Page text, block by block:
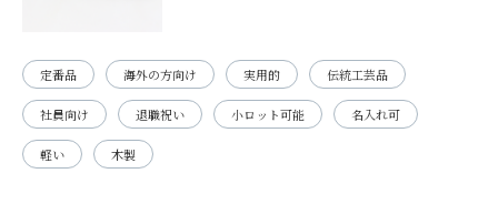
定番品 海外の方向け 実用的 伝統工芸品
社員向け 退職祝い 小ロット可能 名入れ可
軽い 木製